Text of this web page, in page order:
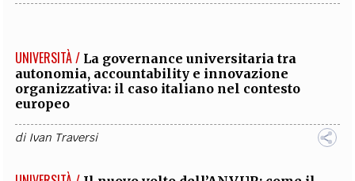
UNIVERSITÀ / La governance universitaria tra
autonomia, accountability e innovazione
organizzativa: il caso italiano nel contesto
europeo
di Ivan Traversi